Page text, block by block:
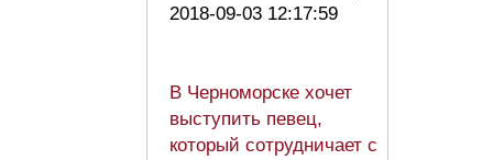
2018-09-03 12:17:59
В Черноморске хочет
выступить певец,
который сотрудничает с